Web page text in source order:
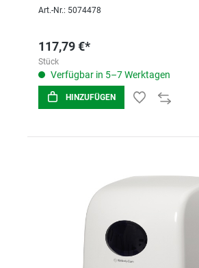
Art.-Nr.: 5074478
117,79 €*
Stück
Verfügbar in 5–7 Werktagen
HINZUFÜGEN